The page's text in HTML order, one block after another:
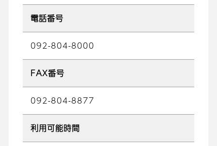
電話番号
092-804-8000
FAX番号
092-804-8877
利用可能時間